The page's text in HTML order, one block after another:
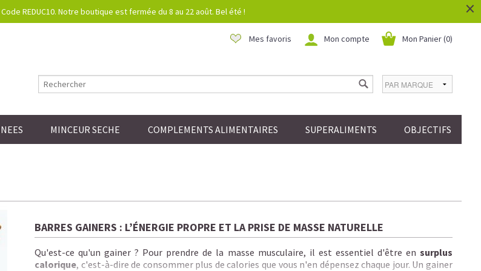
REDUC10. Notre boutique est fermée du 8 au 22 août. Bel été ! ×
Mon Panier (0)
Mon compte
Mes favoris
MINCEUR SECHE COMPLEMENTS ALIMENTAIRES SUPERALIMENTS OBJECTIFS
BARRES GAINERS : L’ÉNERGIE PROPRE ET LA PRISE DE MASSE NATURELLE
Qu'est-ce qu'un gainer ? Pour prendre de la masse musculaire, il est essentiel d'être en surplus
calorique, c'est-à-dire de consommer plus de calories que vous n'en dépensez chaque jour. Un gainer